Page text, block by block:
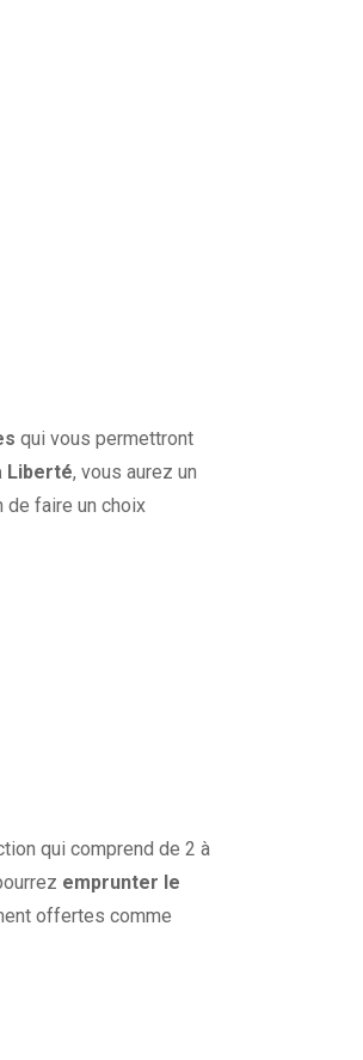
qui vous permettront
Liberté, vous aurez un
de faire un choix
qui comprend de 2 à
emprunter le
offertes comme